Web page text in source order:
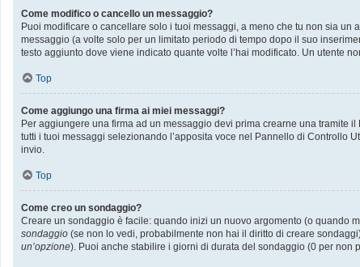
Come modifico o cancello un messaggio?
Puoi modificare o cancellare solo i tuoi messaggi, a meno che tu non sia
messaggio (a volte solo per un limitato periodo di tempo dopo il suo
testo aggiunto dove viene indicato quante volte l’hai modificato. Un utente
Top
Come aggiungo una firma ai miei messaggi?
Per aggiungere una firma ad un messaggio devi prima crearne una tramite
tutti i tuoi messaggi selezionando l’apposita voce nel Pannello di Controllo
invio.
Top
Come creo un sondaggio?
Creare un sondaggio è facile: quando inizi un nuovo argomento (o quando
sondaggio (se non lo vedi, probabilmente non hai il diritto di creare
un’opzione). Puoi anche stabilire i giorni di durata del sondaggio (0 per non